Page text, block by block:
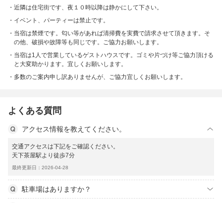
近隣は住宅街です、夜１０時以降は静かにして下さい。
イベント、パーティーは禁止です。
当宿は禁煙です。匂い等があれば清掃費を実費で請求させて頂きます。そ
の他、破損や故障等も同じです。ご協力お願いします。
当宿は1人で営業しているゲストハウスです。ゴミや片づけ等ご協力頂ける
と大変助かります。宜しくお願いします。
多数のご案内申し訳ありませんが、ご協力宜しくお願いします。
よくある質問
アクセス情報を教えてください。
交通アクセスは下記をご確認ください。
天下茶屋駅より徒歩7分
最終更新日：2026-04-28
駐車場はありますか？